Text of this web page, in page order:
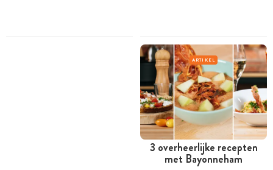
ARTIKEL
3 overheerlijke recepten
met Bayonneham